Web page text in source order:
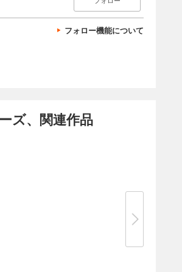
フォロー機能について
ズ、関連作品